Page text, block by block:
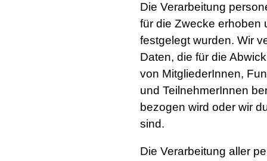
Die Verarbeitung
für die Zwecke erhoben
festgelegt wurden. Wir
Daten, die für die
von MitgliederInnen,
und TeilnehmerInnen
bezogen wird oder wir
sind.
Die Verarbeitung aller